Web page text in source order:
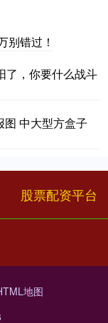
别错过！
了，你要什么战斗
中大型方盒子
股票配资平台
地图